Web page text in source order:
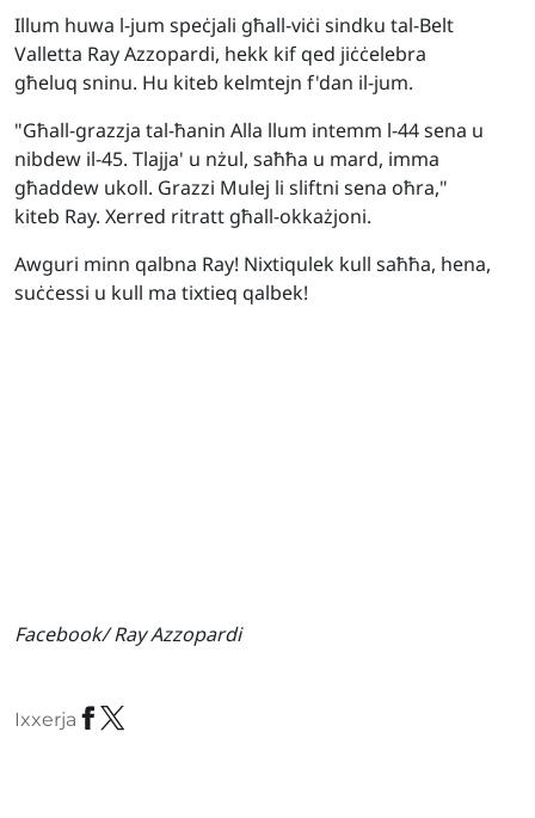
Illum huwa l-jum speċjali għall-viċi sindku tal-Belt
Valletta Ray Azzopardi, hekk kif qed jiċċelebra
għeluq sninu. Hu kiteb kelmtejn f'dan il-jum.
"Għall-grazzja tal-ħanin Alla llum intemm l-44 sena u
nibdew il-45. Tlajja' u nżul, saħħa u mard, imma
għaddew ukoll. Grazzi Mulej li sliftni sena oħra,"
kiteb Ray. Xerred ritratt għall-okkażjoni.
Awguri minn qalbna Ray! Nixtiqulek kull saħħa, hena,
suċċessi u kull ma tixtieq qalbek!
Facebook/ Ray Azzopardi
Ixxerja